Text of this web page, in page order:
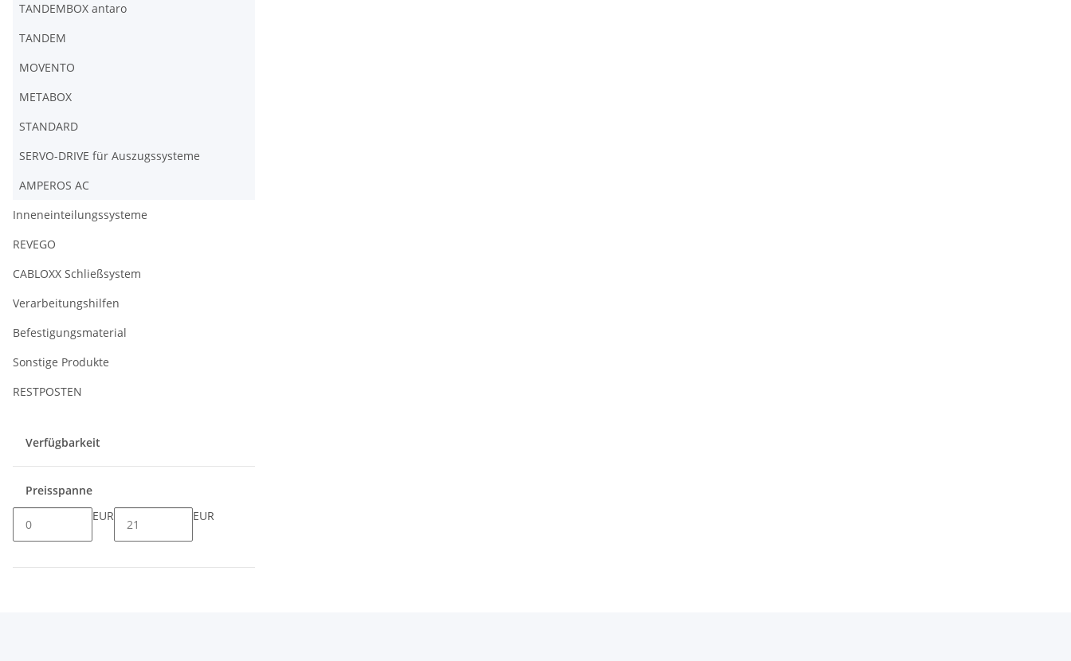
TANDEMBOX antaro
TANDEM
MOVENTO
METABOX
STANDARD
SERVO-DRIVE für Auszugssysteme
AMPEROS AC
Inneneinteilungssysteme
REVEGO
CABLOXX Schließsystem
Verarbeitungshilfen
Befestigungsmaterial
Sonstige Produkte
RESTPOSTEN
Verfügbarkeit
Preisspanne
EUR
EUR